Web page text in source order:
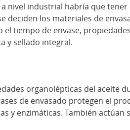
nivel industrial habría que
deciden los materiales de
el tiempo de envase,
y sellado integral.
organolépticas del aceite
de envasado protegen el
y enzimáticas. También